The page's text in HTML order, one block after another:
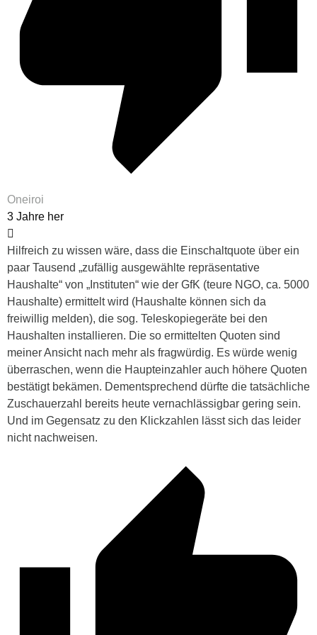
Oneiroi
3 Jahre her
Hilfreich zu wissen wäre, dass die Einschaltquote über ein
paar Tausend „zufällig ausgewählte repräsentative
Haushalte“ von „Instituten“ wie der GfK (teure NGO, ca. 5000
Haushalte) ermittelt wird (Haushalte können sich da
freiwillig melden), die sog. Teleskopiegeräte bei den
Haushalten installieren. Die so ermittelten Quoten sind
meiner Ansicht nach mehr als fragwürdig. Es würde wenig
überraschen, wenn die Haupteinzahler auch höhere Quoten
bestätigt bekämen. Dementsprechend dürfte die tatsächliche
Zuschauerzahl bereits heute vernachlässigbar gering sein.
Und im Gegensatz zu den Klickzahlen lässt sich das leider
nicht nachweisen.